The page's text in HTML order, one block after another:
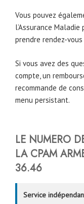
Vous pouvez
l’Assurance
prendre rendez-
Si vous avez des
compte, un
recommande de
menu persistant.
LE NUMERO
LA CPAM
36.46
Service